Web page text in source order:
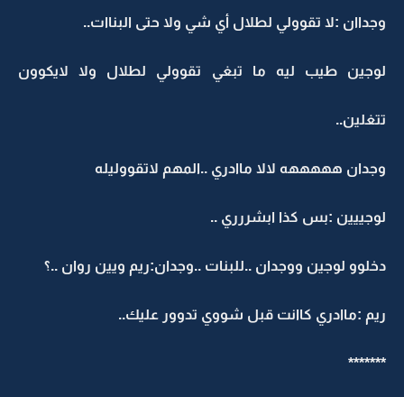
وجداان :لا تقوولي لطلال أي شي ولا حتى البناات..
لوجين طيب ليه ما تبغي تقوولي لطلال ولا لايكوون
تتغلين..
وجدان هههههه لالا ماادري ..المهم لاتقووليله
لوجييين :بس كذا ابشررري ..
دخلوو لوجين ووجدان ..للبنات ..وجدان:ريم ويين روان ..؟
ريم :ماادري كاانت قبل شووي تدوور عليك..
*******